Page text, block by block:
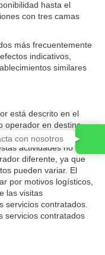
hasta el
con tres camas
más frecuentemente
indicativos,
similares
está descrito en el
operador en destino,
allá; sin embargo, si el
actividades no
diferente, ya que
pueden variar. El
por motivos logísticos,
las visitas
servicios contratados.
servicios contratados
con nosotros